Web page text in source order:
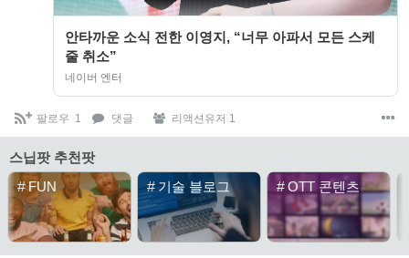
안타까운 소식 전한 이영지, “너무 아파서 모든 스케
줄 취소”
네이버 엔터
팔로우 1 댓글 리액션유저 1
스닙팟 추천팟
#FUN # 기술 블로그 #OTT 콘텐츠